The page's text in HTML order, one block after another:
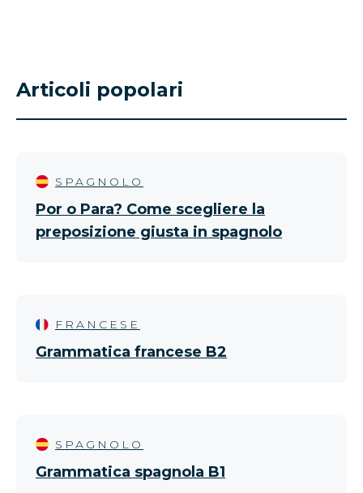
Articoli popolari
SPAGNOLO
Por o Para? Come scegliere la
preposizione giusta in spagnolo
FRANCESE
Grammatica francese B2
SPAGNOLO
Grammatica spagnola B1